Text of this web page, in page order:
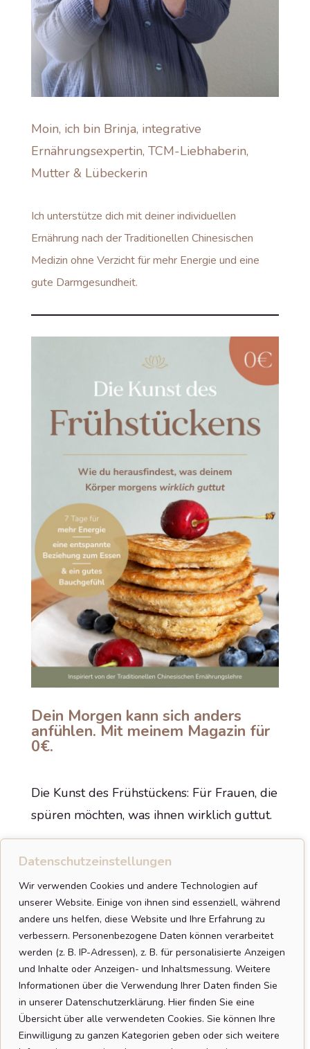
Datenschutzeinstellungen
Wir verwenden Cookies und andere Technologien auf
unserer Website. Einige von ihnen sind essenziell, während
andere uns helfen, diese Website und Ihre Erfahrung zu
verbessern. Personenbezogene Daten können verarbeitet
werden (z. B. IP-Adressen), z. B. für personalisierte Anzeigen
und Inhalte oder Anzeigen- und Inhaltsmessung. Weitere
Informationen über die Verwendung Ihrer Daten finden Sie
in unserer Datenschutzerklärung. Hier finden Sie eine
Übersicht über alle verwendeten Cookies. Sie können Ihre
Einwilligung zu ganzen Kategorien geben oder sich weitere
Moin, ich bin Brinja, integrative
Ernährungsexpertin, TCM-Liebhaberin,
Mutter & Lübeckerin
Ich unterstütze dich mit deiner individuellen
Ernährung nach der Traditionellen Chinesischen
Medizin ohne Verzicht für mehr Energie und eine
gute Darmgesundheit.
Dein Morgen kann sich anders
anfühlen. Mit meinem Magazin für
0€.
Die Kunst des Frühstückens: Für Frauen, die
spüren möchten, was ihnen wirklich guttut.
Mehr zum Thema Datenschutz & Newsletterversand
erfährst du in meiner Datenschutzerklärung.
Für 0€ downloaden